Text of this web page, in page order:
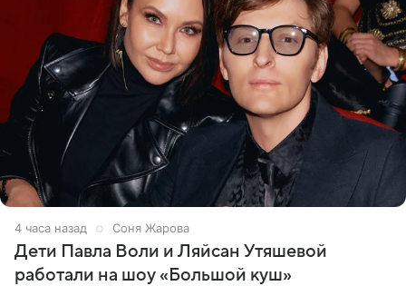
4 часа назад Соня Жарова
Дети Павла Воли и Ляйсан Утяшевой
работали на шоу «Большой куш»